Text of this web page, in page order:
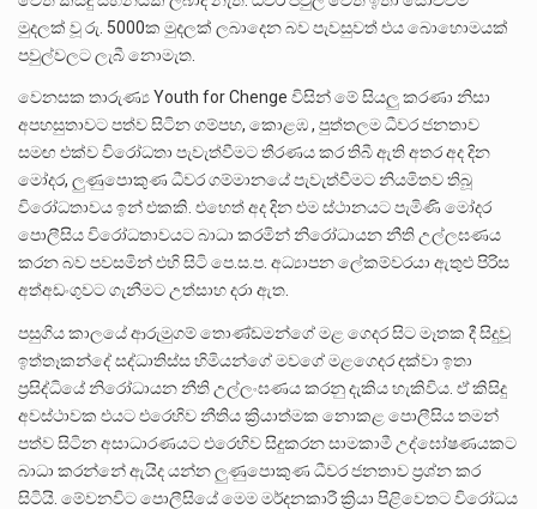
මුදලක් වූ රු. 5000ක මුදලක් ලබාදෙන බව පැවසුවත් එය බොහොමයක්
පවුල්වලට ලැබී නොමැත.
වෙනසක තාරුණ්‍ය Youth for Chenge විසින් මේ සියලු කරණා නිසා
අපහසුතාවට පත්ව සිටින ගම්පහ, කොළඹ , පුත්තලම ධීවර ජනතාව
සමඟ එක්ව විරෝධතා පැවැත්වීමට තීරණය කර තිබී ඇති අතර අද දින
මෝදර, ලුණුපොකුණ ධීවර ගම්මානයේ පැවැත්වීමට නියමිතව තිබූ
විරෝධතාවය ඉන් එකකි. එහෙත් අද දින එම ස්ථානයට පැමිණි මෝදර
පොලීසිය විරෝධතාවයට බාධා කරමින් නිරෝධායන නීති උල්ලඝණය
කරන බව පවසමින් එහි සිටි පෙ.ස.ප. අධ්‍යාපන ලේකම්වරයා ඇතුළු පිරිස
අත්අඩංගුවට ගැනීමට උත්සාහ දරා ඇත.
පසුගිය කාලයේ ආරුමුගම් තොණ්ඩමන්ගේ මළ ගෙදර සිට මෑතක දී සිදුවූ
ඉත්තෑකන්දේ සද්ධාතිස්ස හිමියන්ගේ මවගේ මළගෙදර දක්වා ඉතා
ප්‍රසිද්ධියේ නිරෝධායන නීති උල්ලංඝණය කරනු දැකිය හැකිවිය. ඒ කිසිදු
අවස්ථාවක එයට එරෙහිව නීතිය ක්‍රියාත්මක නොකළ පොලීසිය තමන්
පත්ව සිටින අසාධාරණයට එරෙහිව සිදුකරන සාමකාමී උද්ඝෝෂණයකට
බාධා කරන්නේ ඇයිද යන්න ලුණුපොකුණ ධීවර ජනතාව ප්‍රශ්න කර
සිටියි. මේවනවිට පොලීසියේ මෙම මර්දනකාරී ක්‍රියා පිළිවෙතට විරෝධය